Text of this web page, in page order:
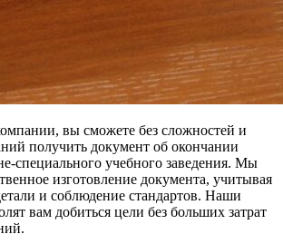
вы сможете без сложностей и
получить документ об окончании
специального учебного заведения. Мы
изготовление документа, учитывая
и соблюдение стандартов. Наши
вам добиться цели без больших затрат